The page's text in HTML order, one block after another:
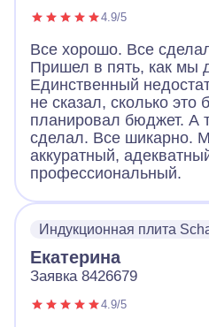
4.9/5
Все хорошо. Все
Пришел в пять, как мы
Единственный
не сказал, сколько это
планировал бюджет. А
сделал. Все шикарно.
аккуратный,
профессиональный.
Индукционная плита
Екатерина
Заявка 8426679
4.9/5